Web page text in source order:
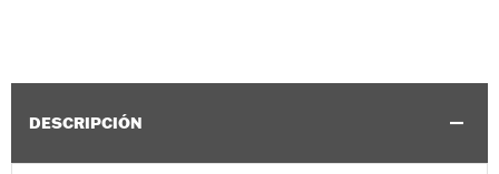
DESCRIPCIÓN